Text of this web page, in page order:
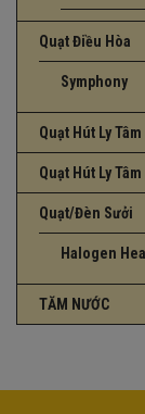
Quạt Điều Hòa
Symphony
Quạt Hút Ly
Quạt Hút Ly
Quạt/Đèn Sưởi
Halogen
TĂM NƯỚC